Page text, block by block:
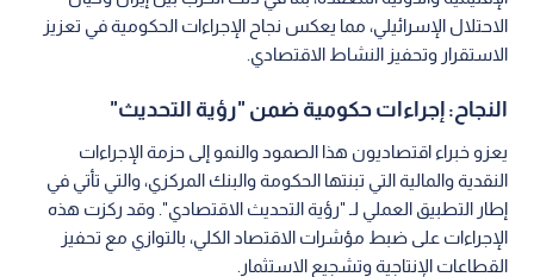
الاحتلال الإسرائيلي، مما يعكس نجاح الإجراءات الحكومية في تعزيز
الاستقرار وتحفيز النشاط الاقتصادي.
النجاح: إجراءات حكومية ضمن "رؤية التحديث"
يعزو خبراء اقتصاديون هذا الصمود والنمو إلى حزمة الإجراءات
النقدية والمالية التي تبنتها الحكومة والبنك المركزي، والتي تأتي في
إطار التطبيق العملي لـ "رؤية التحديث الاقتصادي". وقد ركزت هذه
الإجراءات على ضبط مؤشرات الاقتصاد الكلي، بالتوازي مع تحفيز
القطاعات الإنتاجية وتشجيع الاستثمار.